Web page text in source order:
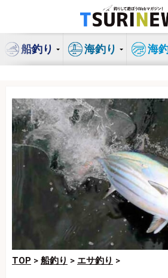
ン
船釣り 海釣り 海
TOP > 船釣り > エサ釣り >